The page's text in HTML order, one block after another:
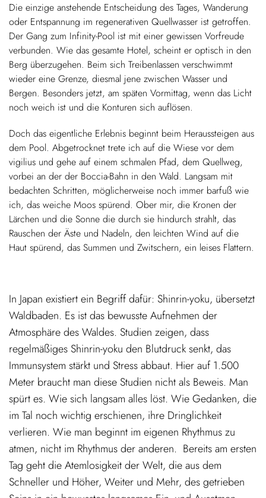
Die einzige anstehende Entscheidung des Tages, Wanderung
oder Entspannung im regenerativen Quellwasser ist getroffen.
Der Gang zum Infinity-Pool ist mit einer gewissen Vorfreude
verbunden. Wie das gesamte Hotel, scheint er optisch in den
Berg überzugehen. Beim sich Treibenlassen verschwimmt
wieder eine Grenze, diesmal jene zwischen Wasser und
Bergen. Besonders jetzt, am späten Vormittag, wenn das Licht
noch weich ist und die Konturen sich auflösen.
Doch das eigentliche Erlebnis beginnt beim Heraussteigen aus
dem Pool. Abgetrocknet trete ich auf die Wiese vor dem
vigilius und gehe auf einem schmalen Pfad, dem Quellweg,
vorbei an der der Boccia-Bahn in den Wald. Langsam mit
bedachten Schritten, möglicherweise noch immer barfuß wie
ich, das weiche Moos spürend. Ober mir, die Kronen der
Lärchen und die Sonne die durch sie hindurch strahlt, das
Rauschen der Äste und Nadeln, den leichten Wind auf die
Haut spürend, das Summen und Zwitschern, ein leises Flattern.
In Japan existiert ein Begriff dafür: Shinrin-yoku, übersetzt
Waldbaden. Es ist das bewusste Aufnehmen der
Atmosphäre des Waldes. Studien zeigen, dass
regelmäßiges Shinrin-yoku den Blutdruck senkt, das
Immunsystem stärkt und Stress abbaut. Hier auf 1.500
Meter braucht man diese Studien nicht als Beweis. Man
spürt es. Wie sich langsam alles löst. Wie Gedanken, die
im Tal noch wichtig erschienen, ihre Dringlichkeit
verlieren. Wie man beginnt im eigenen Rhythmus zu
atmen, nicht im Rhythmus der anderen. Bereits am ersten
Tag geht die Atemlosigkeit der Welt, die aus dem
Schneller und Höher, Weiter und Mehr, des getrieben